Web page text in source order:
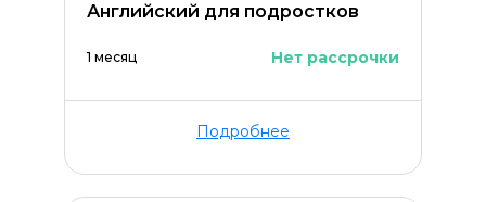
Английский для подростков
1 месяц Нет рассрочки
Подробнее